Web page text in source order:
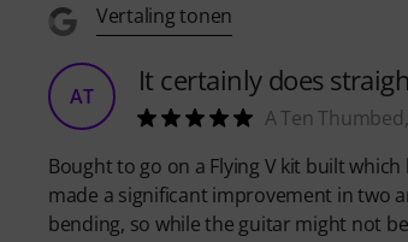
Vertaling tonen
AT It certainly does
A Ten
Bought to go on a Flying V kit built
made a significant improvement in two
bending, so while the guitar might not